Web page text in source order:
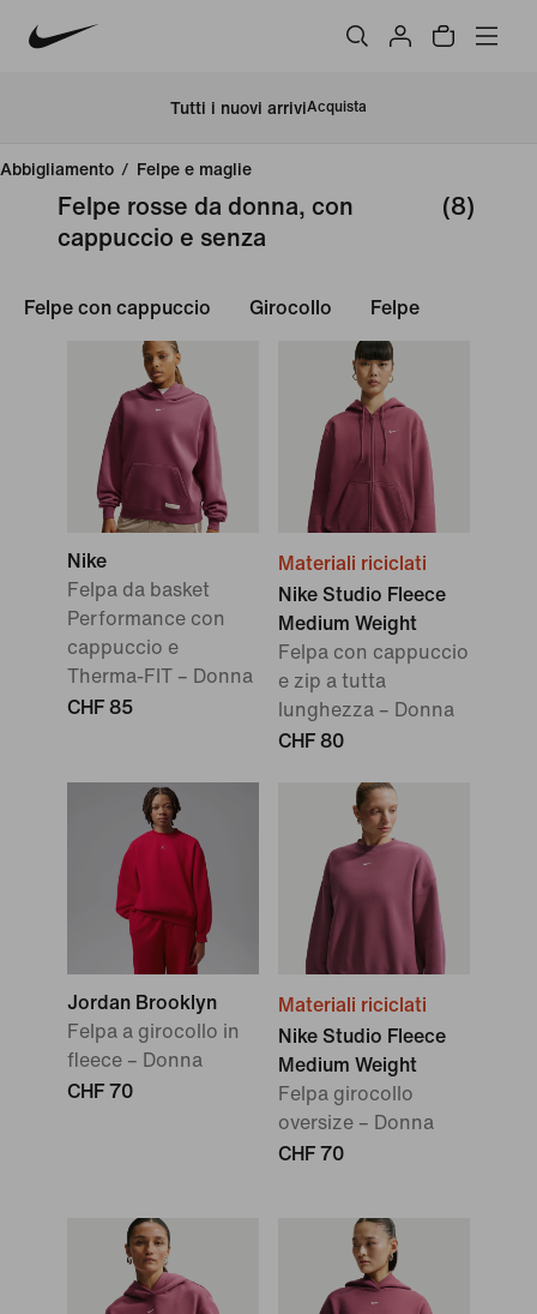
Tutti i nuovi arriviAcquista
Abbigliamento / Felpe e maglie
Felpe rosse da donna, con
cappuccio e senza
(8)
Felpe con cappuccio Girocollo Felpe
Nike
Felpa da basket
Performance con
cappuccio e
Therma-FIT – Donna
CHF 85
Materiali riciclati
Nike Studio Fleece
Medium Weight
Felpa con cappuccio
e zip a tutta
lunghezza – Donna
CHF 80
Jordan Brooklyn
Felpa a girocollo in
fleece – Donna
CHF 70
Materiali riciclati
Nike Studio Fleece
Medium Weight
Felpa girocollo
oversize – Donna
CHF 70